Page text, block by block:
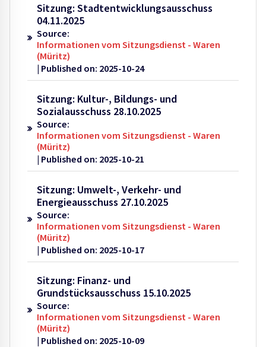
Sitzung: Stadtentwicklungsausschuss
04.11.2025
Source:
Informationen vom Sitzungsdienst - Waren
(Müritz)
Published on: 2025-10-24
Sitzung: Kultur-, Bildungs- und
Sozialausschuss 28.10.2025
Source:
Informationen vom Sitzungsdienst - Waren
(Müritz)
Published on: 2025-10-21
Sitzung: Umwelt-, Verkehr- und
Energieausschuss 27.10.2025
Source:
Informationen vom Sitzungsdienst - Waren
(Müritz)
Published on: 2025-10-17
Sitzung: Finanz- und
Grundstücksausschuss 15.10.2025
Source:
Informationen vom Sitzungsdienst - Waren
(Müritz)
Published on: 2025-10-09